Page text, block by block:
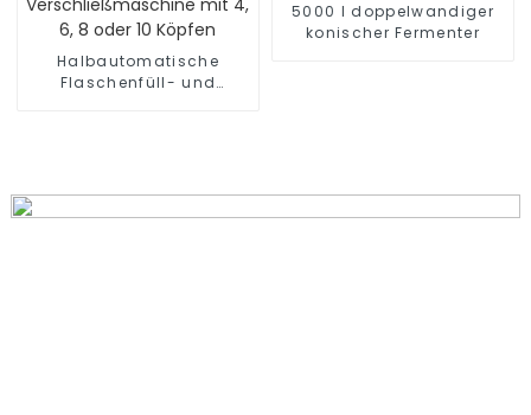
Halbautomatische
Flaschenfüll- und
5000 l doppelwandiger
konischer Fermenter